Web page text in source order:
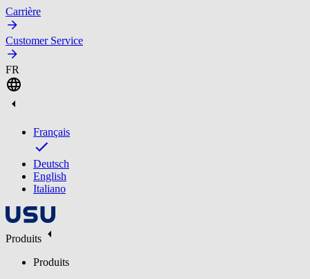
Carrière
Customer Service
FR
Français
Deutsch
English
Italiano
Produits
Produits